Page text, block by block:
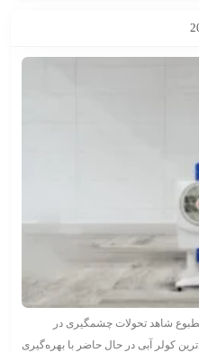
شاهد تحولات چشمگیری در
کولر آبی در حال حاضر با بهره‌گیری